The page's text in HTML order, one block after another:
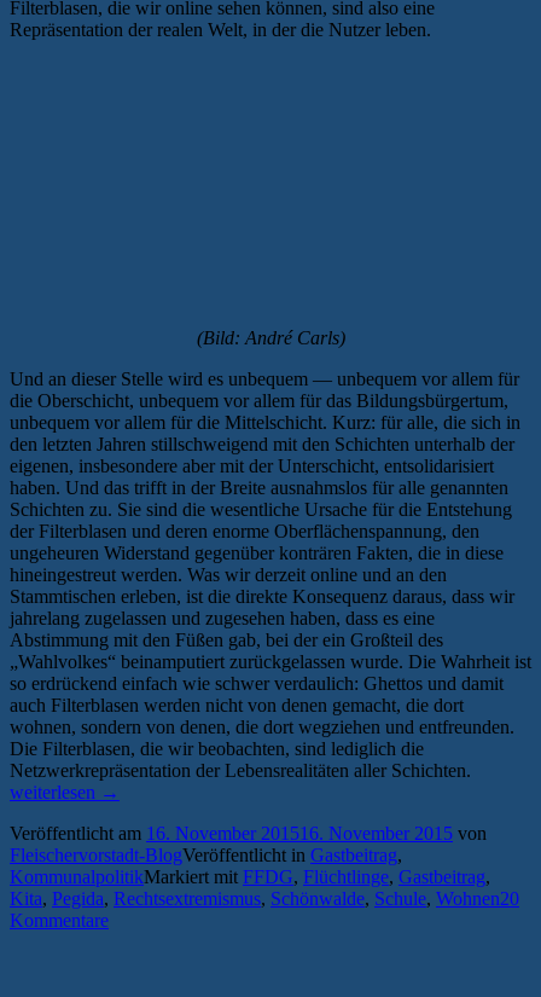
Filterblasen, die wir online sehen können, sind also eine
Repräsentation der realen Welt, in der die Nutzer leben.
(Bild: André Carls)
Und an dieser Stelle wird es unbequem — unbequem vor allem für
die Oberschicht, unbequem vor allem für das Bildungsbürgertum,
unbequem vor allem für die Mittelschicht. Kurz: für alle, die sich in
den letzten Jahren stillschweigend mit den Schichten unterhalb der
eigenen, insbesondere aber mit der Unterschicht, entsolidarisiert
haben. Und das trifft in der Breite ausnahmslos für alle genannten
Schichten zu. Sie sind die wesentliche Ursache für die Entstehung
der Filterblasen und deren enorme Oberflächenspannung, den
ungeheuren Widerstand gegenüber konträren Fakten, die in diese
hineingestreut werden. Was wir derzeit online und an den
Stammtischen erleben, ist die direkte Konsequenz daraus, dass wir
jahrelang zugelassen und zugesehen haben, dass es eine
Abstimmung mit den Füßen gab, bei der ein Großteil des
„Wahlvolkes“ beinamputiert zurückgelassen wurde. Die Wahrheit ist
so erdrückend einfach wie schwer verdaulich: Ghettos und damit
auch Filterblasen werden nicht von denen gemacht, die dort
wohnen, sondern von denen, die dort wegziehen und entfreunden.
Die Filterblasen, die wir beobachten, sind lediglich die
Netzwerkrepräsentation der Lebensrealitäten aller Schichten.
FFDG
das
Versagen
weiterlesen →
Veröffentlicht am 16. November 201516. November 2015 von
Fleischervorstadt-BlogVeröffentlicht in Gastbeitrag,
KommunalpolitikMarkiert mit FFDG, Flüchtlinge, Gastbeitrag,
Kita, Pegida, Rechtsextremismus, Schönwalde, Schule, Wohnen20
Kommentare